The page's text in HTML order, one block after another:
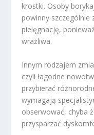
krostki. Osoby
powinny szczególnie
pielęgnację,
wrażliwa.
Innym rodzajem
czyli łagodne
przybierać
wymagają
obserwować, chyba
przysparzać